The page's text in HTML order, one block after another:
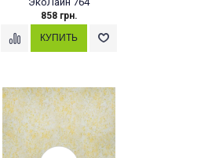
858 грн.